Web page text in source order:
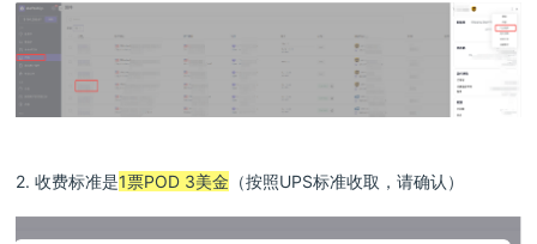
2. 收费标准是1票POD 3美金 （按照UPS标准收取，请确认）